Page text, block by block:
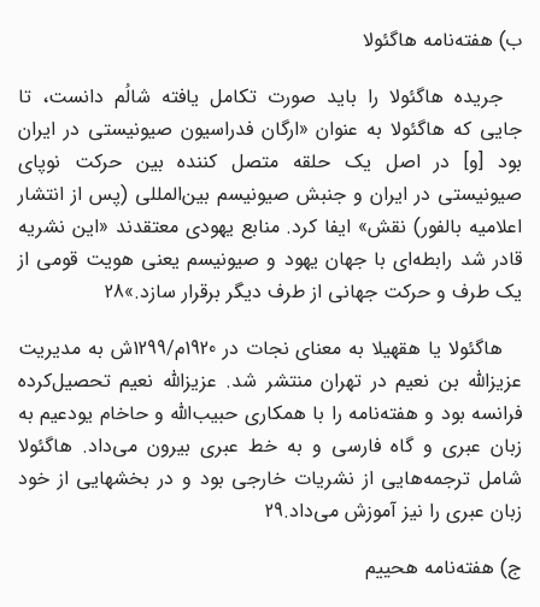
ب) هفته‌نامه هاگئولا
جریده هاگئولا را باید صورت تکامل یافته شالُم دانست، تا
جایی که هاگئولا به عنوان «ارگان فدراسیون صیونیستی در ایران
بود [و] در اصل یک حلقه متصل کننده بین حرکت نوپای
صیونیستی در ایران و جنبش صیونیسم بین‌المللی (پس از انتشار
اعلامیه بالفور) نقش» ایفا کرد. منابع یهودی معتقدند ‌«این نشریه
قادر شد رابطه‌ای با جهان یهود و صیونیسم یعنی هویت قومی از
یک طرف و حرکت جهانی از طرف دیگر برقرار سازد.»28
هاگئولا یا هقهیلا به معنای نجات در 1920م/1299ش به مدیریت
عزیزالله بن نعیم در تهران منتشر شد. عزیزالله نعیم تحصیل‌کرده
فرانسه بود و هفته‌نامه را با همکاری حبیب‌الله و حاخام یودعیم به
زبان عبری و گاه فارسی و به خط عبری بیرون می‌داد. هاگئولا
شامل ترجمه‌هایی از نشریات خارجی بود و در بخشهایی از خود
زبان عبری را نیز آموزش می‌داد.29
ج) هفته‌نامه هحییم